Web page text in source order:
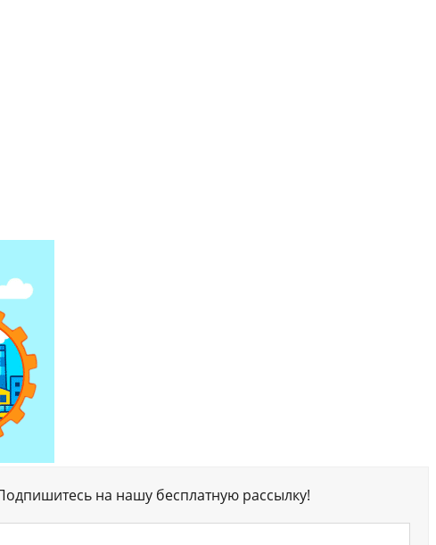
на нашу бесплатную рассылку!